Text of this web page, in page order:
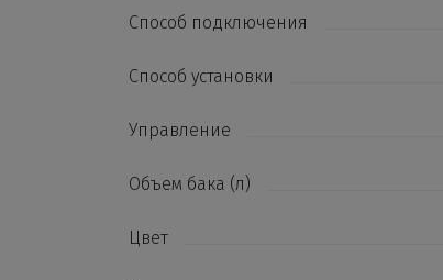
Способ подключения
Способ установки
Управление
Объем бака (л)
Цвет